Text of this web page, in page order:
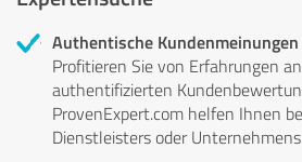
Authentische Kundenmeinungen
Profitieren Sie von Erfahrungen
authentifizierten
ProvenExpert.com helfen Ihnen
Dienstleisters oder